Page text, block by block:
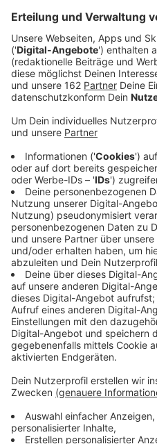
Anzeige
Im Kreis Wesel wird die
Februar verlängert.
grassierende Geflügelpest
Die Ausbreitung durch
Ansteckungsrisiko für
sei weiterhin hoch. Neue
Xantener Nordsee, in
von Rees aufgetreten. Aus
Stallpflicht auch in den
Borken bis zum 15.
werden jetzt noch einmal
genommen. Kurz vor
einem Betrieb in Dingden-
zahlreicher Geflügelpest-
Anzeige
Stallpflicht stellt